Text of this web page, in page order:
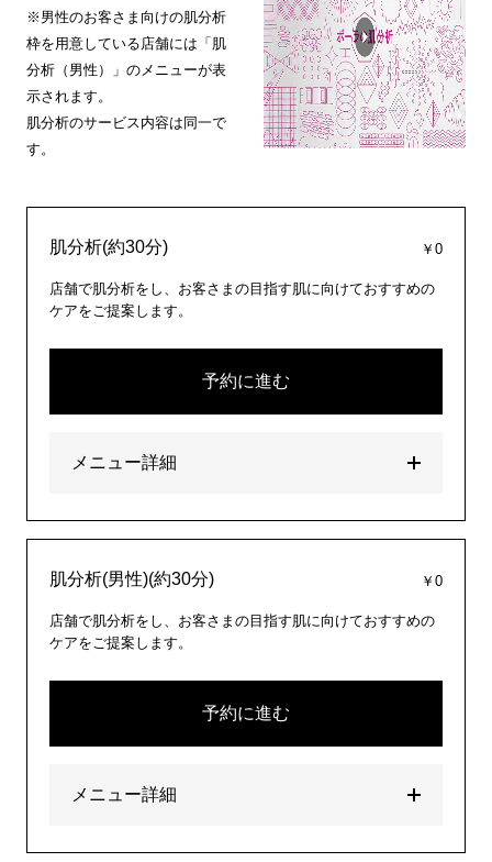
※男性のお客さま向けの肌分析
枠を用意している店舗には「肌
分析（男性）」のメニューが表
示されます。
肌分析のサービス内容は同一で
す。
肌分析(約30分) ￥0
店舗で肌分析をし、お客さまの目指す肌に向けておすすめの
ケアをご提案します。
予約に進む
メニュー詳細
肌分析(男性)(約30分) ￥0
店舗で肌分析をし、お客さまの目指す肌に向けておすすめの
ケアをご提案します。
予約に進む
メニュー詳細